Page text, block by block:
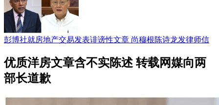
彭博社就房地产交易发表诽谤性文章 尚穆根陈诗龙发律师信
优质洋房文章含不实陈述 转载网媒向两
部长道歉